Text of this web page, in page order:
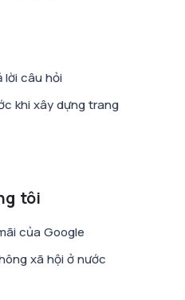
lời câu hỏi
khi xây dựng trang
tôi
của Google
xã hội ở nước